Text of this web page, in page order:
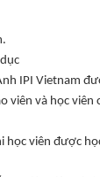
IPI Vietnam
viên và học
viên được